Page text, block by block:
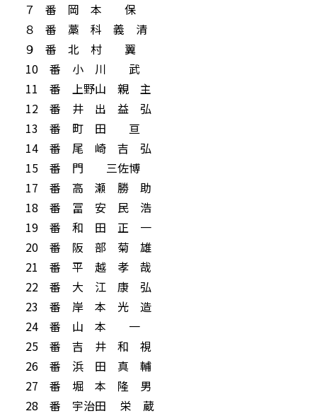
７ 番 岡 本 保
８ 番 藁 科 義 清
９ 番 北 村 翼
10 番 小 川 武
11 番 上野山 親 主
12 番 井 出 益 弘
13 番 町 田 亘
14 番 尾 崎 吉 弘
15 番 門 三佐博
17 番 高 瀬 勝 助
18 番 冨 安 民 浩
19 番 和 田 正 一
20 番 阪 部 菊 雄
21 番 平 越 孝 哉
22 番 大 江 康 弘
23 番 岸 本 光 造
24 番 山 本 一
25 番 吉 井 和 視
26 番 浜 田 真 輔
27 番 堀 本 隆 男
28 番 宇治田 栄 蔵